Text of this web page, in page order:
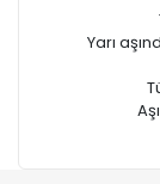
Yarı